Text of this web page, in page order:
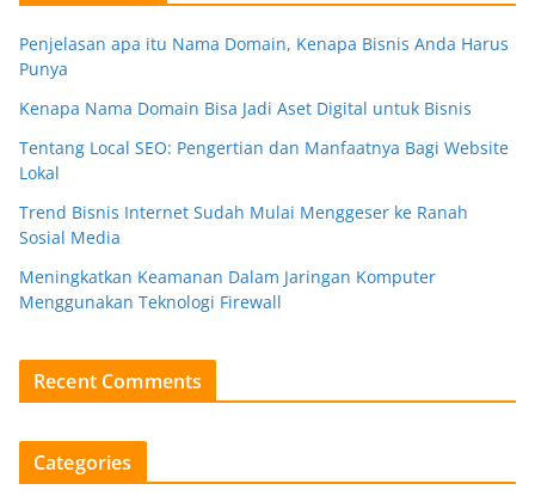
Penjelasan apa itu Nama Domain, Kenapa Bisnis Anda Harus
Punya
Kenapa Nama Domain Bisa Jadi Aset Digital untuk Bisnis
Tentang Local SEO: Pengertian dan Manfaatnya Bagi Website
Lokal
Trend Bisnis Internet Sudah Mulai Menggeser ke Ranah
Sosial Media
Meningkatkan Keamanan Dalam Jaringan Komputer
Menggunakan Teknologi Firewall
Recent Comments
Categories